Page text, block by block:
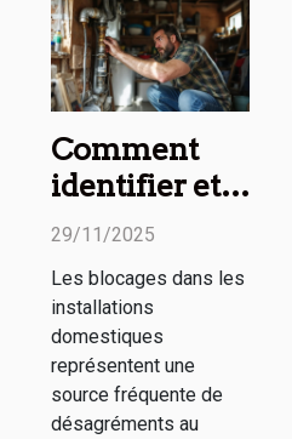
Comment
identifier et
résoudre les
vos
installations
domestiques
?
29/11/2025
Les blocages dans les
installations
domestiques
représentent une
source fréquente de
désagréments au